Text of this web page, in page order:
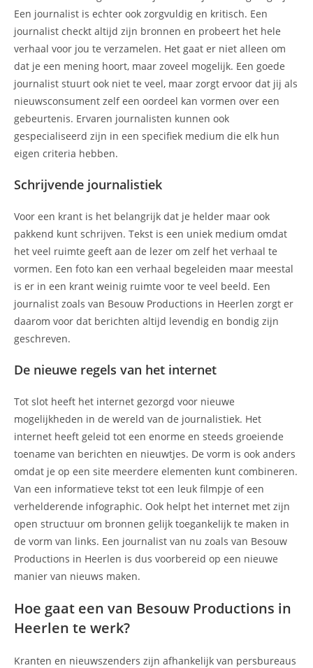
Een journalist is echter ook zorgvuldig en kritisch. Een
journalist checkt altijd zijn bronnen en probeert het hele
verhaal voor jou te verzamelen. Het gaat er niet alleen om
dat je een mening hoort, maar zoveel mogelijk. Een goede
journalist stuurt ook niet te veel, maar zorgt ervoor dat jij als
nieuwsconsument zelf een oordeel kan vormen over een
gebeurtenis. Ervaren journalisten kunnen ook
gespecialiseerd zijn in een specifiek medium die elk hun
eigen criteria hebben.
Schrijvende journalistiek
Voor een krant is het belangrijk dat je helder maar ook
pakkend kunt schrijven. Tekst is een uniek medium omdat
het veel ruimte geeft aan de lezer om zelf het verhaal te
vormen. Een foto kan een verhaal begeleiden maar meestal
is er in een krant weinig ruimte voor te veel beeld. Een
journalist zoals van Besouw Productions in Heerlen zorgt er
daarom voor dat berichten altijd levendig en bondig zijn
geschreven.
De nieuwe regels van het internet
Tot slot heeft het internet gezorgd voor nieuwe
mogelijkheden in de wereld van de journalistiek. Het
internet heeft geleid tot een enorme en steeds groeiende
toename van berichten en nieuwtjes. De vorm is ook anders
omdat je op een site meerdere elementen kunt combineren.
Van een informatieve tekst tot een leuk filmpje of een
verhelderende infographic. Ook helpt het internet met zijn
open structuur om bronnen gelijk toegankelijk te maken in
de vorm van links. Een journalist van nu zoals van Besouw
Productions in Heerlen is dus voorbereid op een nieuwe
manier van nieuws maken.
Hoe gaat een van Besouw Productions in
Heerlen te werk?
Kranten en nieuwszenders zijn afhankelijk van persbureaus